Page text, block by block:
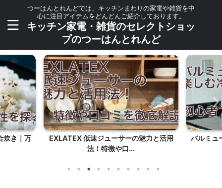
つーはんとれんどでは、キッチンまわりの家電や雑貨を中
心に注目アイテムをどんどんご紹介しております。
キッチン家電・雑貨のセレクトショッ
プのつーはんとれんど
炊き｜万
EXLATEX 低速ジューサーの魅力と活用
法！特徴や口...
バルミュ